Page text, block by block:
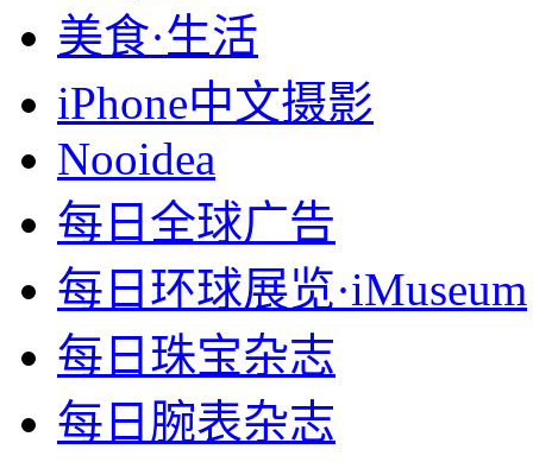
美食·生活
iPhone中文摄影
Nooidea
每日全球广告
每日环球展览·iMuseum
每日珠宝杂志
每日腕表杂志